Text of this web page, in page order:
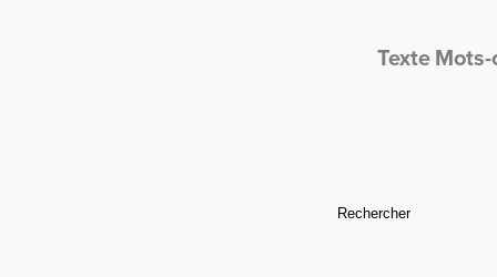
Texte Mots-